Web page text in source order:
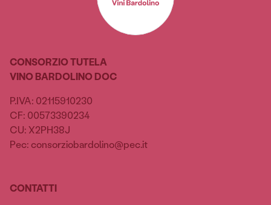
CONSORZIO TUTELA
VINO BARDOLINO DOC
P.IVA: 02115910230
CF: 00573390234
CU: X2PH38J
Pec: consorziobardolino@pec.it
CONTATTI